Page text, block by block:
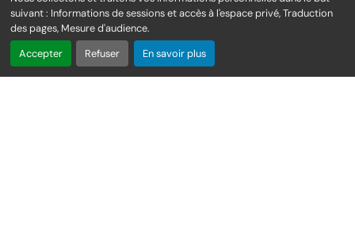
suivant : Informations de sessions et accès à l'espace privé, Traduction
des pages, Mesure d'audience.
Accepter
Refuser En savoir plus
INFORMATIONS